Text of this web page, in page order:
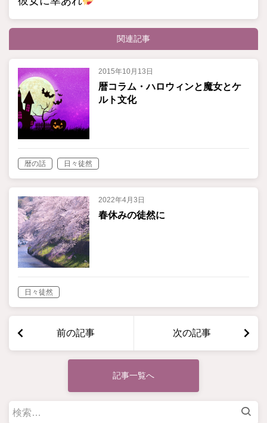
関連記事
2015年10月13日
暦コラム・ハロウィンと魔女とケ
ルト文化
暦の話 日々徒然
2022年4月3日
春休みの徒然に
日々徒然
前の記事 次の記事
記事一覧へ
検